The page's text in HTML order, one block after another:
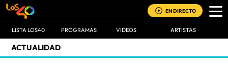
EN DIRECTO
LISTA LOS40 PROGRAMAS VIDEOS ARTISTAS
ACTUALIDAD